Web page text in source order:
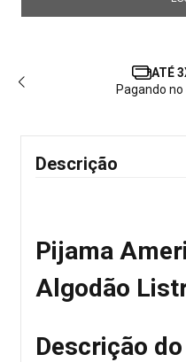
ATÉ
Pagando
Descrição
Pijama
Algodão
Descrição